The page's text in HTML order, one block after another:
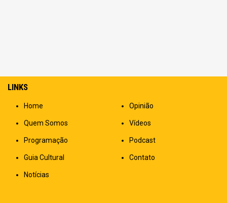
LINKS
Home
Quem Somos
Programação
Guia Cultural
Notícias
Opinião
Vídeos
Podcast
Contato